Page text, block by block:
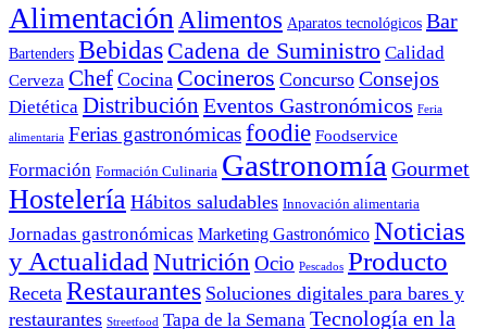
Alimentación Alimentos Aparatos tecnológicos Bar
Bartenders Bebidas Cadena de Suministro Calidad
Cerveza Chef Cocina Cocineros Concurso Consejos
Dietética Distribución Eventos Gastronómicos Feria
alimentaria Ferias gastronómicasfoodie Foodservice
Formación Formación Culinaria Gastronomía Gourmet
Hostelería Hábitos saludables Innovación alimentaria
Jornadas gastronómicas Marketing Gastronómico Noticias
y Actualidad Nutrición Ocio Pescados Producto
Receta Restaurantes Soluciones digitales para bares y
restaurantes Streetfood Tapa de la Semana Tecnología en la